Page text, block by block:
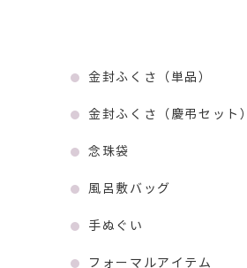
金封ふくさ（単品）
金封ふくさ（慶弔セット）
念珠袋
風呂敷バッグ
手ぬぐい
フォーマルアイテム